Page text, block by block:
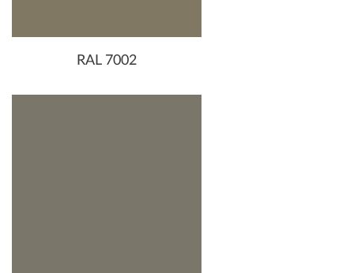
RAL 7002